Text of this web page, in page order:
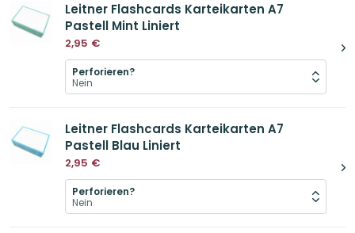
Leitner Flashcards Karteikarten A7
Pastell Mint Liniert
2,95 €
Perforieren?
Leitner Flashcards Karteikarten A7
Pastell Blau Liniert
2,95 €
Perforieren?